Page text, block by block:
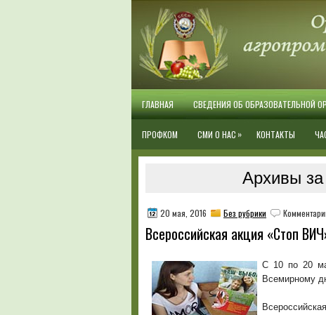
ГЛАВНАЯ СВЕДЕНИЯ ОБ ОБРАЗОВАТЕЛЬНОЙ
ПРОФКОМ СМИ О НАС » КОНТАКТЫ
Архивы
20 мая, 2016 Без рубрики
Всероссийская акция «Стоп
С 10 по 20
Всемирному